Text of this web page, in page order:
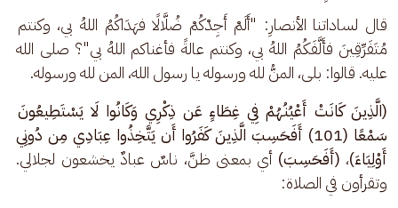
قال لساداتنا الأنصارِ: "أَلَمْ أَجِدْكُمْ ضُلَّالًا فهَدَاكُمُ اللهُ بي، وكنتم
مُتَفَرِّقِينَ فأَلَّفَكُمُ اللهُ بي، وكنتم عالةً فأغناكم اللهُ بي"؟ صلى الله
عليه. قالوا: بلى، المنُّ لله ورسوله يا رسول الله، المن لله ورسوله.
(الَّذِينَ كَانَتْ أَعْيُنُهُمْ فِي غِطَاءٍ عَن ذِكْرِي وَكَانُوا لَا يَسْتَطِيعُونَ
سَمْعًا (101) أَفَحَسِبَ الَّذِينَ كَفَرُوا أَن يَتَّخِذُوا عِبَادِي مِن دُونِي
أَوْلِيَاءَ)، (أَفَحَسِبَ) أي بمعنى ظنَّ، ناسٌ عبادٌ يخشعون لجلالي.
وتقرأون في الصلاة: